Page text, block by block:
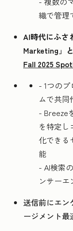
織で管理
AI時代にふさ
Marketing」
Fall 2025
- 1つの
ムで共同
- Breeze
を特定し
化できる
能
- AI検索
ンサー
送信前にエン
ージメント最